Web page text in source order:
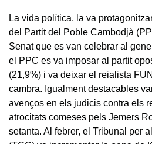
La vida política, la va
del Partit del Poble Cambodjà
Senat que es van celebrar al
el PPC es va imposar al partit
(21,9%) i va deixar el reialista
cambra. Igualment destacables
avenços en els judicis contra els
atrocitats comeses pels Jemers
setanta. Al febrer, el Tribunal per